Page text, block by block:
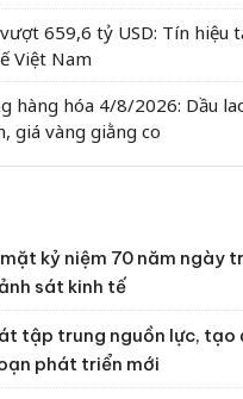
659,6 tỷ USD: Tín hiệu
Việt Nam
hàng hóa 4/8/2026: Dầu
giá vàng giằng co
kỷ niệm 70 năm ngày
sát kinh tế
tập trung nguồn lực, tạo
phát triển mới